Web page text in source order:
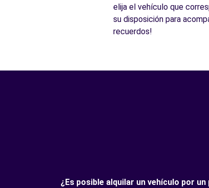
elija el vehículo que
su disposición para
recuerdos!
¿Es posible alquilar un vehículo por